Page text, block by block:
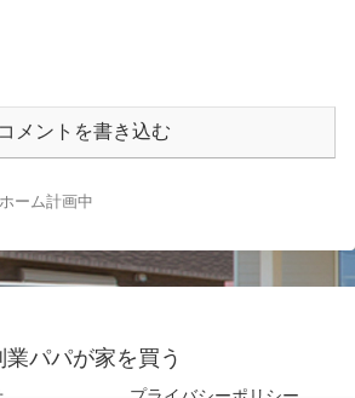
コメントを書き込む
ーム計画中
業パパが家を買う